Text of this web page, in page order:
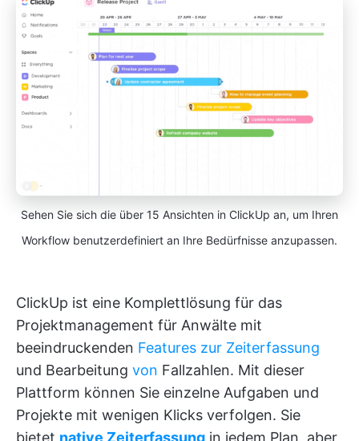
Sehen Sie sich die über 15 Ansichten in ClickUp an, um Ihren
Workflow benutzerdefiniert an Ihre Bedürfnisse anzupassen.
ClickUp ist eine Komplettlösung für das
Projektmanagement für Anwälte mit
beeindruckenden Features zur Zeiterfassung
und Bearbeitung von Fallzahlen. Mit dieser
Plattform können Sie einzelne Aufgaben und
Projekte mit wenigen Klicks verfolgen. Sie
bietet native Zeiterfassung in jedem Plan, aber